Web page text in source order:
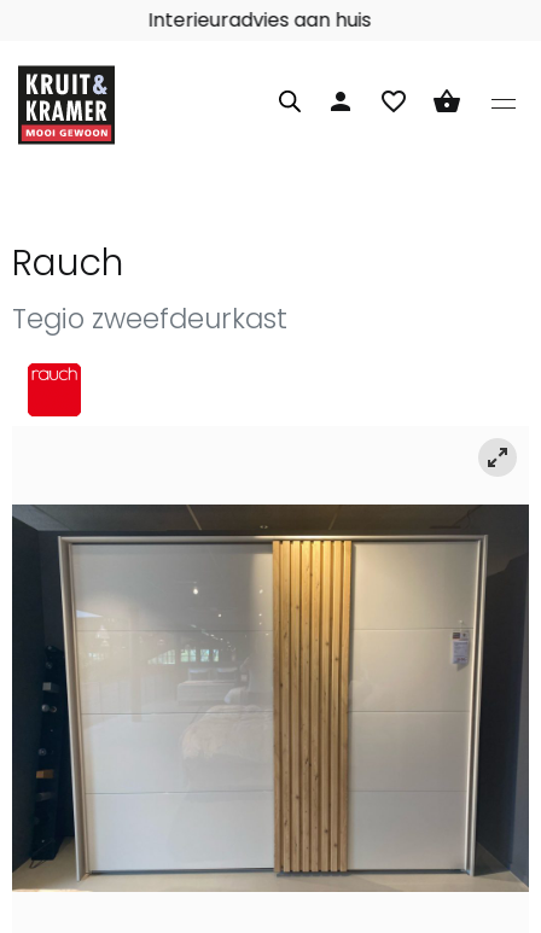
Interieuradvies aan huis
person favorite_border shopping_basket
Rauch
Tegio zweefdeurkast